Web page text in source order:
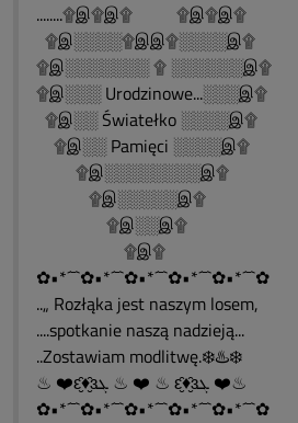
........۩இ۩இ۩ ۩இ۩இ۩
۩இ░░░░۩இஇ۩░░░░இ۩
۩இ░░░░░░░ ۩ ░░░░░░இ۩
۩இ░░░ Urodzinowe...░░░இ۩
۩இ░░ Światełko ░░░░இ۩
۩இ░░ Pamięci ░░░░இ۩
۩இ░░░░░░░░இ۩
۩இ░░░░░இ۩
۩இ░░இ۩
۩இ۩
✿•*´¯`✿•*´¯`✿•*´¯`✿•*´¯`✿•*´¯`✿
..„ Rozłąka jest naszym losem,
....spotkanie naszą nadzieją...
..Zostawiam modlitwę.❄️♨️❄️
♨ ❤️ԑ̮̑♦̮̑ɜܓ ♨ ❤️ ♨ ԑ̮̑♦̮̑ɜܓ ❤️♨
✿•*´¯`✿•*´¯`✿•*´¯`✿•*´¯`✿•*´¯`✿